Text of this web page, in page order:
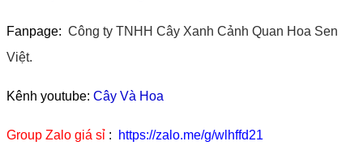
Fanpage: Công ty TNHH Cây Xanh Cảnh Quan Hoa Sen
Việt.
Kênh youtube: Cây Và Hoa
Group Zalo giá sỉ : https://zalo.me/g/wlhffd21